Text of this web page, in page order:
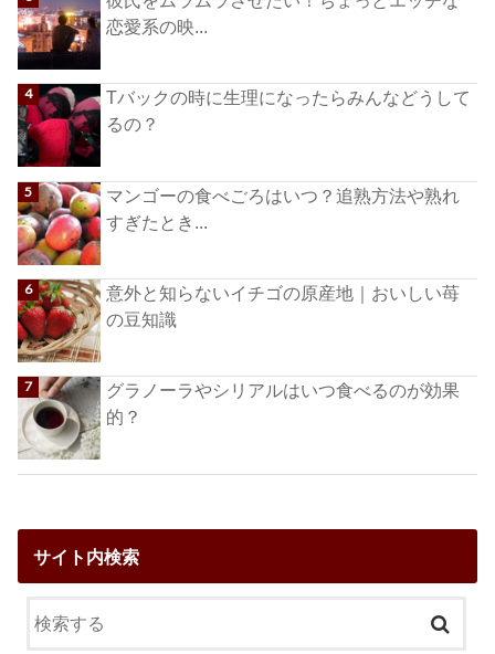
恋愛系の映...
Tバックの時に生理になったらみんなどうして
るの？
マンゴーの食べごろはいつ？追熟方法や熟れ
すぎたとき...
意外と知らないイチゴの原産地｜おいしい苺
の豆知識
グラノーラやシリアルはいつ食べるのが効果
的？
サイト内検索